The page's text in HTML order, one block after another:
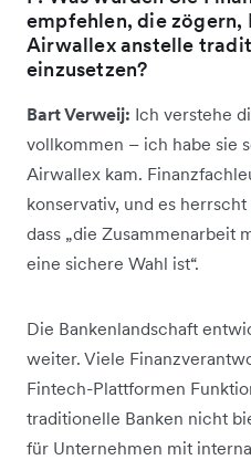
empfehlen, die zögern,
Airwallex anstelle
einzusetzen?
Bart Verweij: Ich verstehe
vollkommen – ich habe sie
Airwallex kam.
konservativ, und es
dass „die Zusammenarbeit
eine sichere Wahl ist“.
Die Bankenlandschaft
weiter. Viele
Fintech-Plattformen
traditionelle Banken nicht
für Unternehmen mit